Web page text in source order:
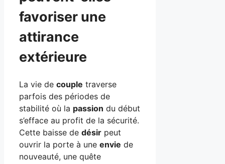
favoriser une
attirance
extérieure
La vie de couple traverse
parfois des périodes de
stabilité où la passion du début
s’efface au profit de la sécurité.
Cette baisse de désir peut
ouvrir la porte à une envie de
nouveauté, une quête